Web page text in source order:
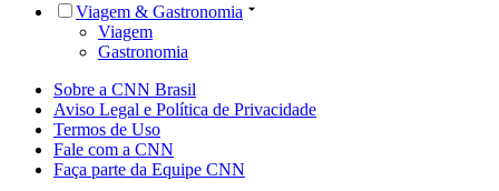
Viagem & Gastronomia
Viagem
Gastronomia
Sobre a CNN Brasil
Aviso Legal e Política de Privacidade
Termos de Uso
Fale com a CNN
Faça parte da Equipe CNN